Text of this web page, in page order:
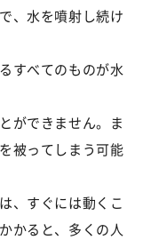
、水を噴射し続け
すべてのものが水
ができません。ま
被ってしまう可能
、すぐには動くこ
かると、多くの人